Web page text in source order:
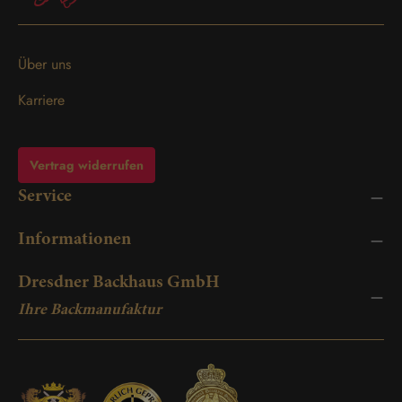
Über uns
Karriere
Vertrag widerrufen
Service
Informationen
Dresdner Backhaus GmbH
Ihre Backmanufaktur